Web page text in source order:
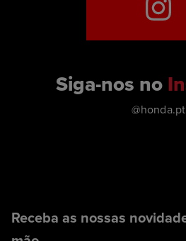
Siga-nos no
@honda.pt
Receba as nossas